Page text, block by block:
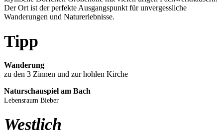
Der Ort ist der perfekte Ausgangspunkt für unvergessliche
Wanderungen und Naturerlebnisse.
Tipp
Wanderung
zu den 3 Zinnen und zur hohlen Kirche
Naturschauspiel am Bach
Lebensraum Bieber
Westlich